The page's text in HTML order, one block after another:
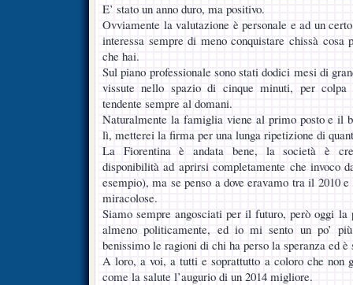
E’ stato un anno duro, ma positivo.
Ovviamente la valutazione è personale e ad un
interessa sempre di meno conquistare chissà cosa
che hai.
Sul piano professionale sono stati dodici mesi di
vissute nello spazio di cinque minuti, per
tendente sempre al domani.
Naturalmente la famiglia viene al primo posto e il
lì, metterei la firma per una lunga ripetizione di
La Fiorentina è andata bene, la società è
disponibilità ad aprirsi completamente che invoco
esempio), ma se penso a dove eravamo tra il 2010
miracolose.
Siamo sempre angosciati per il futuro, però oggi
almeno politicamente, ed io mi sento un po’
benissimo le ragioni di chi ha perso la speranza ed
A loro, a voi, a tutti e soprattutto a coloro che non
come la salute l’augurio di un 2014 migliore.